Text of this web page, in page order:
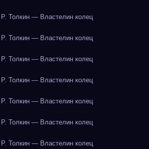
Толкин — Властелин колец
Толкин — Властелин колец
Толкин — Властелин колец
Толкин — Властелин колец
Толкин — Властелин колец
Толкин — Властелин колец
Толкин — Властелин колец